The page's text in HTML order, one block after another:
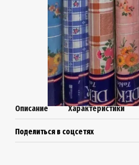
Описание Характеристики
Поделиться в соцсетях